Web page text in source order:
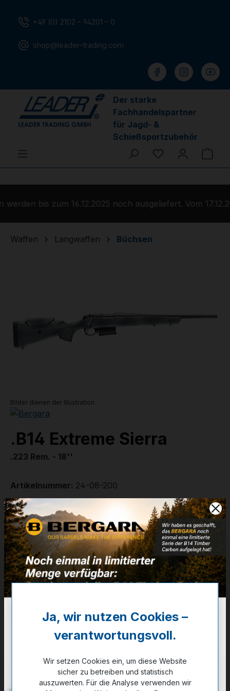
+49 (0) 2102 – 94201 – 0
shop@leader-trading.com
Der starke
Fachhandelspartner
für Jagd- &
Schießsportzubehör
Du hast 0
bis zum 16.12.2025 noch ausgeliefert. Vom
Waffen Langwaffen Büchsen
Bilder dienen der Illustration
.B14 Extreme Sierra
.223 Rem. - 18''
Artikelnummer: 24-08-200
Weitere Informationen
✔AICS kompatibel
1.179,00 €
✔ Auf Lager
auswählen
.30-06 Sprgf.
Ja, wir nutzen Cookies –
verantwortungsvoll.
Wir setzen Cookies ein, um diese Website
sicher zu betreiben und statistisch
auszuwerten. Für die Analyse verwenden wir